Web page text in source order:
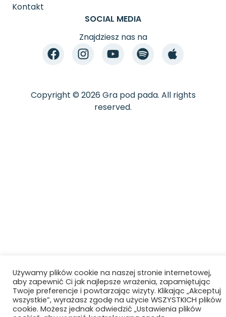
Kontakt
SOCIAL MEDIA
Znajdziesz nas na
Copyright © 2026 Gra pod pada. All rights
reserved.
Używamy plików cookie na naszej stronie internetowej,
aby zapewnić Ci jak najlepsze wrażenia, zapamiętując
Twoje preferencje i powtarzając wizyty. Klikając „Akceptuj
wszystkie”, wyrażasz zgodę na użycie WSZYSTKICH plików
cookie. Możesz jednak odwiedzić „Ustawienia plików